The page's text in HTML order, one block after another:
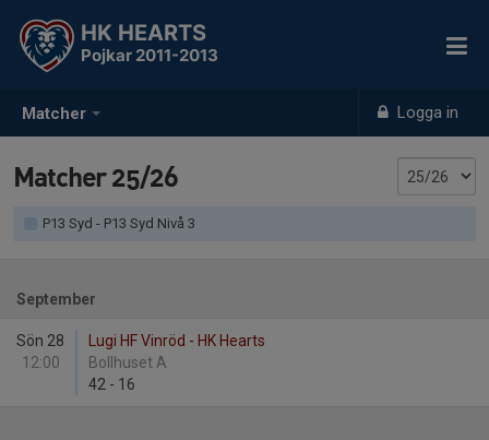
Matcher Logga in
HK HEARTS
Pojkar 2011-2013
Matcher 25/26
P13 Syd - P13 Syd Nivå 3
September
Sön 28
12:00
Lugi HF Vinröd - HK Hearts
Bollhuset A
42 - 16